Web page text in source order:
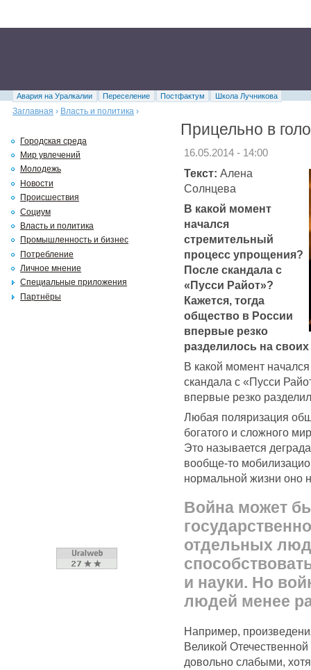
Авария на Уралкалии Переселение Постфактум
Школа Лучникова
Заглавная › Власть и политика ›
Прицельно в
16.05.2014 - 14:00
Текст: Алена
Солнцева
В какой момент
начался
стремительный
процесс упрощения?
После скандала с
«Пусси Райот»?
Кажется, тогда
общество в России
впервые резко
разделилось на
В какой момент
скандала с «Пусси
впервые резко
Любая поляризация
богатого и сложного
Это называется
вообще-то
нормальной жизни оно
Война может
отдельных
и науки. Но
людей менее
Например,
Великой
довольно слабыми,
Городская среда
Мир увлечений
Молодежь
Новости
Происшествия
Социум
Власть и политика
Промышленность и бизнес
Потребление
Личное мнение
Специальные приложения
Партнёры